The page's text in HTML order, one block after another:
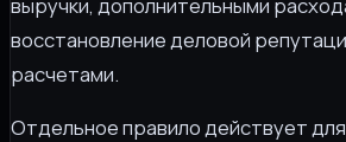
восстановление деловой
расчетами.
Отдельное правило действует